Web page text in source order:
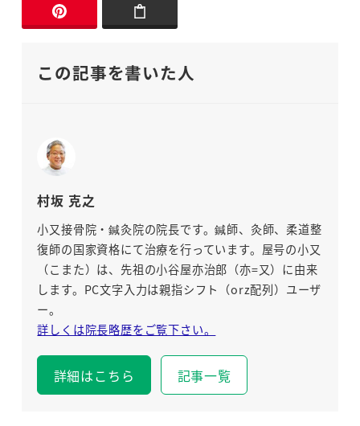
この記事を書いた人
村坂 克之
小又接骨院・鍼灸院の院長です。鍼師、灸師、柔道整
復師の国家資格にて治療を行っています。屋号の小又
（こまた）は、先祖の小谷屋亦治郎（亦=又）に由来
します。PC文字入力は親指シフト（orz配列）ユーザ
ー。
詳しくは院長略歴をご覧下さい。
詳細はこちら 記事一覧